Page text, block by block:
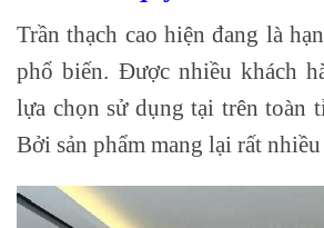
Trần thạch cao hiện đang là
phổ biến. Được nhiều khách
lựa chọn sử dụng tại trên toàn
Bởi sản phẩm mang lại rất